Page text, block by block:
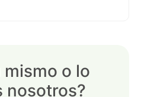
mismo o lo
nosotros?